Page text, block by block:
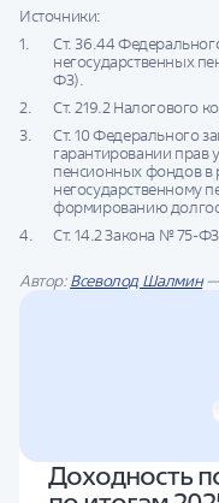
Источники:
Ст. 36.44
негосударственных
ФЗ).
Ст. 219.2 Налогового
Ст. 10 Федерального
гарантировании прав
пенсионных фондов в
негосударственному
формированию
Ст. 14.2 Закона № 75-
Автор:Всеволод Шалмин—
Доходность